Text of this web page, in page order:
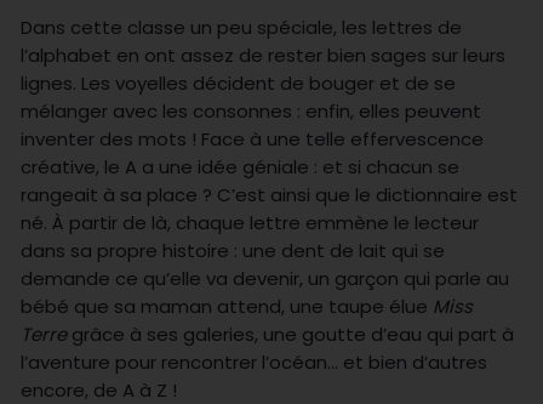
Dans cette classe un peu spéciale, les lettres de
l’alphabet en ont assez de rester bien sages sur leurs
lignes. Les voyelles décident de bouger et de se
mélanger avec les consonnes : enfin, elles peuvent
inventer des mots ! Face à une telle effervescence
créative, le A a une idée géniale : et si chacun se
rangeait à sa place ? C’est ainsi que le dictionnaire est
né. À partir de là, chaque lettre emmène le lecteur
dans sa propre histoire : une dent de lait qui se
demande ce qu’elle va devenir, un garçon qui parle au
bébé que sa maman attend, une taupe élue Miss
Terregrâce à ses galeries, une goutte d’eau qui part à
l’aventure pour rencontrer l’océan… et bien d’autres
encore, de A à Z !